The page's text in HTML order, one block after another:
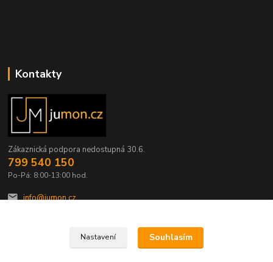
Kontakty
Zákaznická podpora nedostupná 30.6.
799 540 150
Po-Pá: 8:00-13:00 hod.
info@jumon.cz
Nastavení Souhlasím